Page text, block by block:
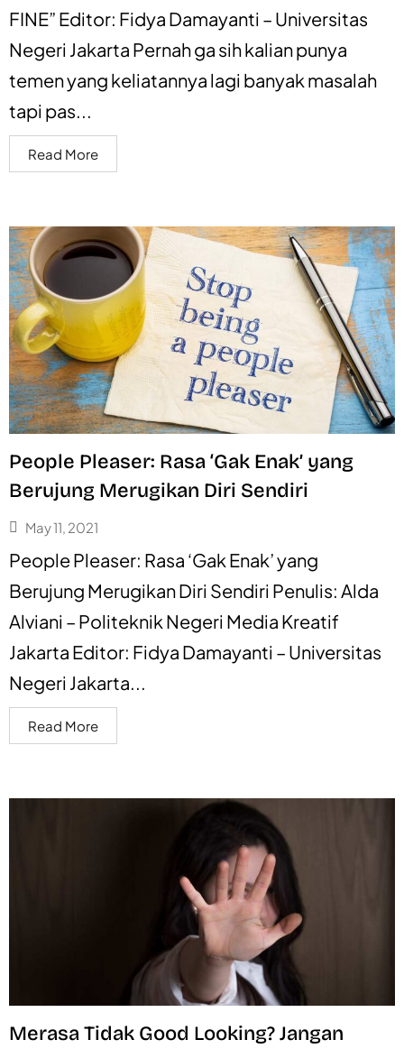
FINE” Editor: Fidya Damayanti – Universitas
Negeri Jakarta Pernah ga sih kalian punya
temen yang keliatannya lagi banyak masalah
tapi pas...
Read More
People Pleaser: Rasa ‘Gak Enak’ yang
Berujung Merugikan Diri Sendiri
May 11, 2021
People Pleaser: Rasa ‘Gak Enak’ yang
Berujung Merugikan Diri Sendiri Penulis: Alda
Alviani – Politeknik Negeri Media Kreatif
Jakarta Editor: Fidya Damayanti – Universitas
Negeri Jakarta...
Read More
Merasa Tidak Good Looking? Jangan